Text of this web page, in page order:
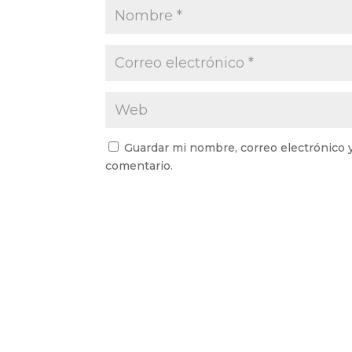
Guardar mi nombre, correo electrónico
comentario.